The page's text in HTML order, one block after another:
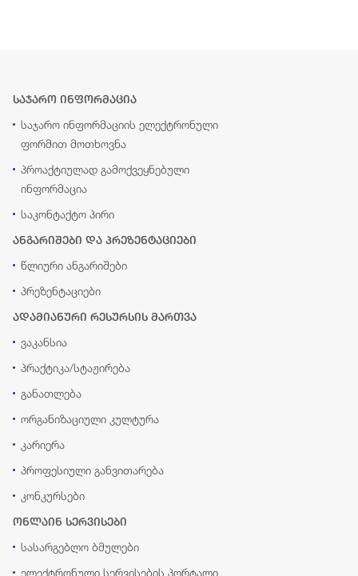
საჯარო ინფორმაცია
საჯარო ინფორმაციის ელექტრონული
ფორმით მოთხოვნა
პროაქტიულად გამოქვეყნებული
ინფორმაცია
საკონტაქტო პირი
ანგარიშები და პრეზენტაციები
წლიური ანგარიშები
პრეზენტაციები
ადამიანური რესურსის მართვა
ვაკანსია
პრაქტიკა/სტაჟირება
განათლება
ორგანიზაციული კულტურა
კარიერა
პროფესიული განვითარება
კონკურსები
ონლაინ სერვისები
სასარგებლო ბმულები
ელექტრონული სერვისების პორტალი